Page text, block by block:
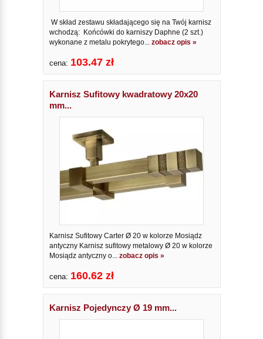
W skład zestawu składającego się na Twój karnisz
wchodzą: Końcówki do karniszy Daphne (2 szt.)
wykonane z metalu pokrytego... zobacz opis »
cena: 103.47 zł
Karnisz Sufitowy kwadratowy 20x20
mm...
Karnisz Sufitowy Carter Ø 20 w kolorze Mosiądz
antyczny Karnisz sufitowy metalowy Ø 20 w kolorze
Mosiądz antyczny o... zobacz opis »
cena: 160.62 zł
Karnisz Pojedynczy Ø 19 mm...